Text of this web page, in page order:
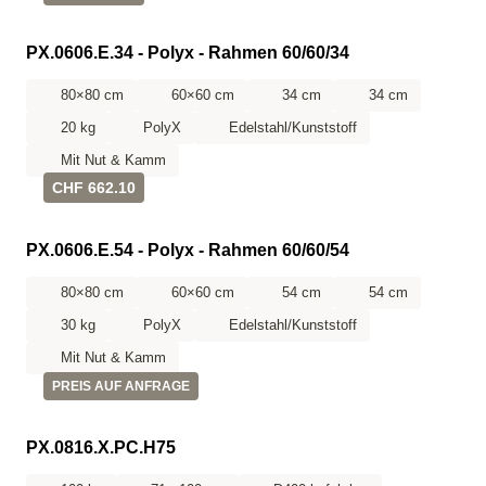
PX.0606.E.34 - Polyx - Rahmen 60/60/34
80×80 cm 60×60 cm 34 cm
34 cm
20 kg
PolyX
Edelstahl/Kunststoff
Mit Nut & Kamm
CHF 662.10
PX.0606.E.54 - Polyx - Rahmen 60/60/54
80×80 cm 60×60 cm 54 cm
54 cm
30 kg
PolyX
Edelstahl/Kunststoff
Mit Nut & Kamm
PREIS AUF ANFRAGE
PX.0816.X.PC.H75